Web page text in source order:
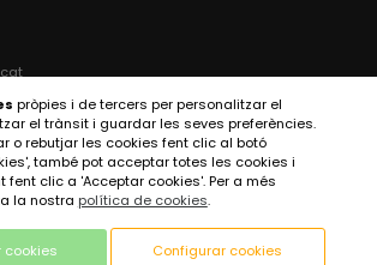
TURISME
pròpies i de tercers per personalitzar el
el trànsit i guardar les seves preferències.
o rebutjar les cookies fent clic al botó
també pot acceptar totes les cookies i
fent clic a 'Acceptar cookies'. Per a més
la nostra política de cookies.
cookies Configurar cookies